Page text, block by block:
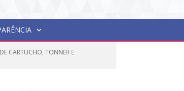
CARTUCHO, TONNER E